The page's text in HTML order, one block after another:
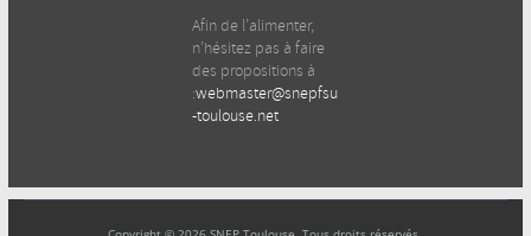
Afin de l’alimenter,
n’hésitez pas à faire
des propositions à
:webmaster@snepfsu
-toulouse.net